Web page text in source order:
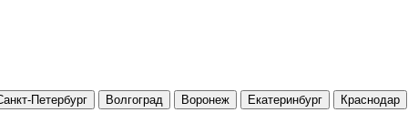
Петербург Волгоград Воронеж Екатеринбург Краснодар